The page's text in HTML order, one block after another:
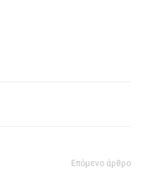
Επόμενο άρθρο